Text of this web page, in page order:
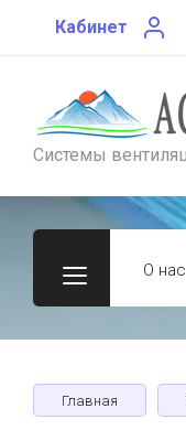
Кабинет
Системы
О нас
Главная